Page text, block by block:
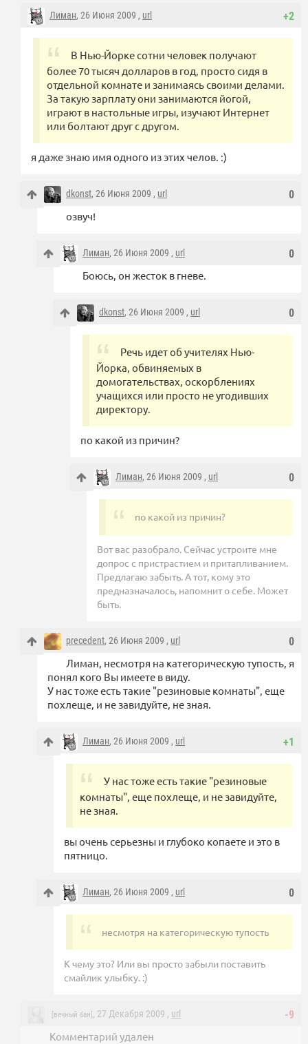
+2
Лиман, 26 Июня 2009 , url
В Нью-Йорке сотни человек получают
более 70 тысяч долларов в год, просто сидя в
отдельной комнате и занимаясь своими делами.
За такую зарплату они занимаются йогой,
играют в настольные игры, изучают Интернет
или болтают друг с другом.
я даже знаю имя одного из этих челов. :)
0
dkonst, 26 Июня 2009 , url
озвуч!
0
Лиман, 26 Июня 2009 , url
Боюсь, он жесток в гневе.
0
dkonst, 26 Июня 2009 , url
Речь идет об учителях Нью-
Йорка, обвиняемых в
домогательствах, оскорблениях
учащихся или просто не угодивших
директору.
по какой из причин?
0
Лиман, 26 Июня 2009 , url
по какой из причин?
Вот вас разобрало. Сейчас устроите мне
допрос с пристрастием и притапливанием.
Предлагаю забыть. А тот, кому это
предназначалось, напомнит о себе. Может
быть.
0
precedent, 26 Июня 2009 , url
Лиман, несмотря на категорическую тупость, я
понял кого Вы имеете в виду.
У нас тоже есть такие "резиновые комнаты", еще
похлеще, и не завидуйте, не зная.
+1
Лиман, 26 Июня 2009 , url
У нас тоже есть такие "резиновые
комнаты", еще похлеще, и не завидуйте,
не зная.
вы очень серьезны и глубоко копаете и это в
пятницо.
0
Лиман, 26 Июня 2009 , url
несмотря на категорическую тупость
К чему это? Или вы просто забыли поставить
смайлик улыбку. :)
-9
[вечный бан] , 27 Декабря 2009 , url
Комментарий удален